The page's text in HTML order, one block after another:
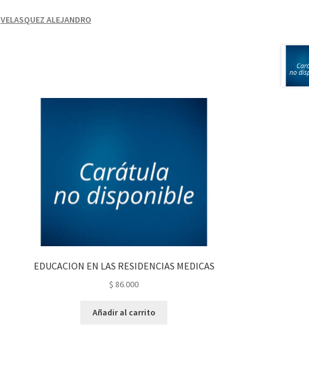
VELASQUEZ ALEJANDRO
EDUCACION EN LAS RESIDENCIAS MEDICAS
$ 86.000
Añadir al carrito